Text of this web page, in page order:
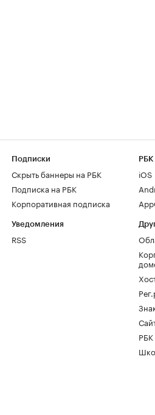
Подписки
Скрыть баннеры на РБК
Подписка на РБК
Корпоративная подписка
Уведомления
RSS
РБК
iOS